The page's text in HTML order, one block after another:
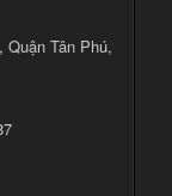
Quận Tân Phú,